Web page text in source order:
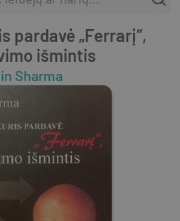
pardavė „Ferrarį“,
išmintis
Sharma